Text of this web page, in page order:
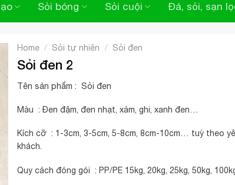
Sỏi bóng Sỏi cuội Đá, sỏi, sạn
Home / Sỏi tự nhiên / Sỏi đen
Sỏi đen 2
Tên sản phẩm : Sỏi đen
Màu : Đen đậm, đen nhạt, xám, ghi, xanh đen…
Kích cỡ : 1-3cm, 3-5cm, 5-8cm, 8cm-10cm… tuỳ theo
khách.
Quy cách đóng gói : PP/PE 15kg, 20kg, 25kg, 50kg,